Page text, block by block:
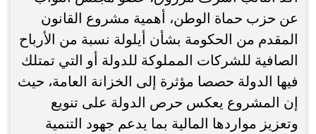
عن حزب حماة الوطن، أهمية مشروع القانون
المقدم من الحكومة بشأن أيلولة نسبة من الأرباح
الصافية للشركات المملوكة للدولة أو التي تمتلك
فيها الدولة حصصا مؤثرة إلى الخزانة العامة، حيث
إن المشروع يعكس حرص الدولة على تنويع
وتعزيز مواردها المالية بما يدعم جهود التنمية